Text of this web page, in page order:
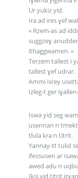
Ur yukiz yiḍ.
Ira ad ires ɣef
« Rẓem-as ad
suggzeɣ
ithaggwamen. »
Terẓem tallest i
tallest ɣef udrar.
Ammi isrey
Iẓleg-t ger
Iswa yiḍ seg
usennan n
tlula kra n titrit.
Yannay-tt tulid
ifessusen ar
awed aḍu n
Iksi yiḍ titrit